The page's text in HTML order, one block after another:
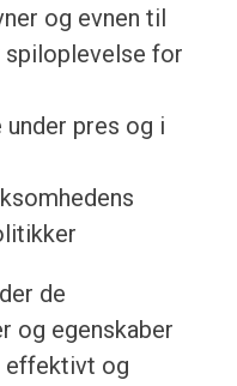
og evnen til
spiloplevelse for
under pres og i
de
og egenskaber
effektivt og